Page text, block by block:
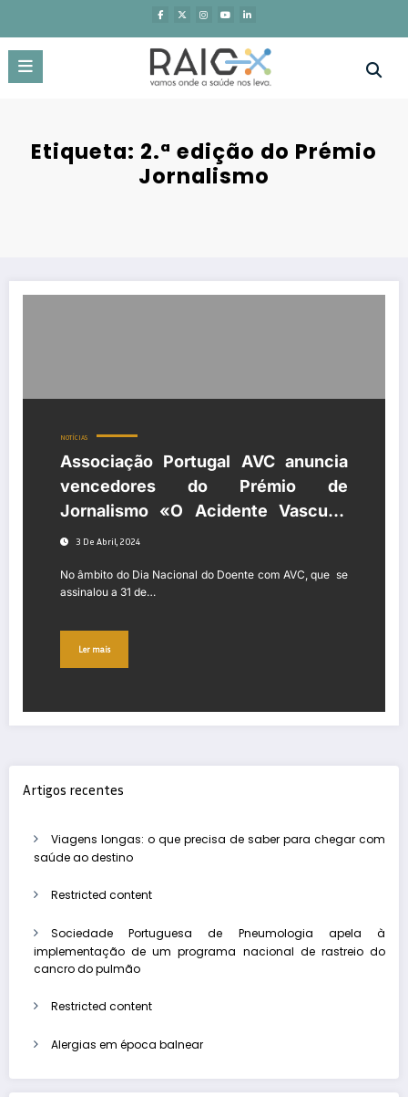
o
conteúdo
Etiqueta: 2.ª edição do Prémio
Jornalismo
NOTÍCIAS
Associação Portugal AVC anuncia
vencedores do Prémio de
Jornalismo «O Acidente Vascular
Cerebral» e alerta para as
3 De Abril, 2024
No âmbito do Dia Nacional do Doente com AVC, que se
assinalou a 31 de…
Ler mais
Artigos recentes
Viagens longas: o que precisa de saber para chegar com
saúde ao destino
Restricted content
Sociedade Portuguesa de Pneumologia apela à
implementação de um programa nacional de rastreio do
cancro do pulmão
Restricted content
Alergias em época balnear